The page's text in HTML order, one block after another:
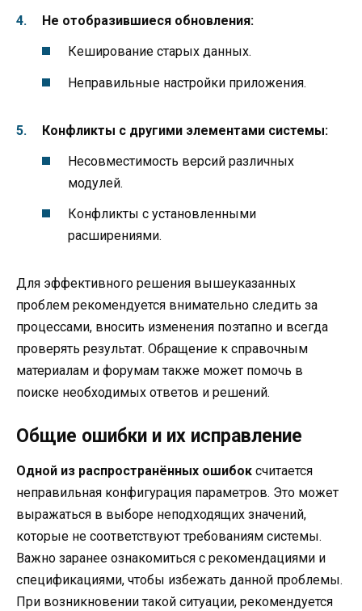
Не отобразившиеся обновления:
Кеширование старых данных.
Неправильные настройки приложения.
Конфликты с другими элементами системы:
Несовместимость версий различных
модулей.
Конфликты с установленными
расширениями.
Для эффективного решения вышеуказанных
проблем рекомендуется внимательно следить за
процессами, вносить изменения поэтапно и всегда
проверять результат. Обращение к справочным
материалам и форумам также может помочь в
поиске необходимых ответов и решений.
Общие ошибки и их исправление
Одной из распространённых ошибок считается
неправильная конфигурация параметров. Это может
выражаться в выборе неподходящих значений,
которые не соответствуют требованиям системы.
Важно заранее ознакомиться с рекомендациями и
спецификациями, чтобы избежать данной проблемы.
При возникновении такой ситуации, рекомендуется